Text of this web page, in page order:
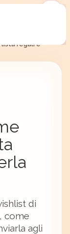
lista regali e
di
come
agli